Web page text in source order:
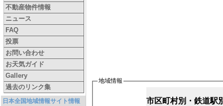
不動産物件情報
ニュース
FAQ
投票
お問い合わせ
お天気ガイド
Gallery
過去のリンク集
日本全国地域情報サイト情報
地域情報
市区町村別・鉄道駅